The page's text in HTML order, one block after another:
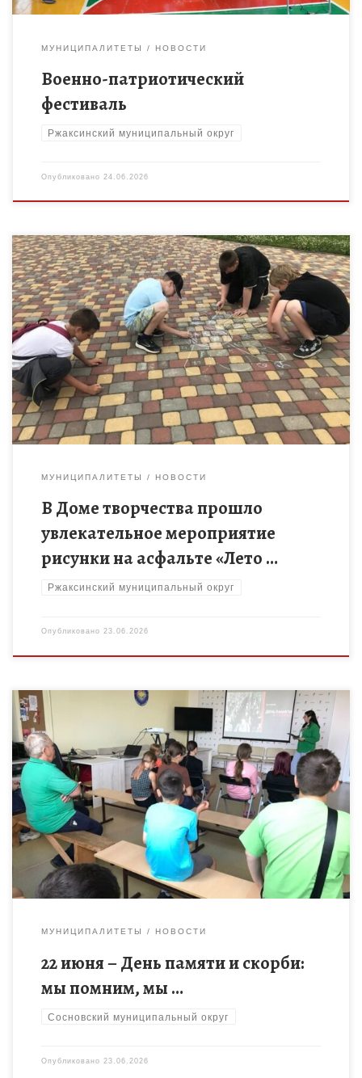
МУНИЦИПАЛИТЕТЫ НОВОСТИ
Военно-патриотический
фестиваль
Ржаксинский муниципальный округ
Опубликовано 24.06.2026
Мы все любим лето! Лето – удивительная пора. Лето дарит
нам целый океан эмоций и впечатлений, витаминов и буйство
красок. Что бы запомнить яркие краски […]
МУНИЦИПАЛИТЕТЫ НОВОСТИ
В Доме творчества прошло
увлекательное мероприятие
рисунки на асфальте «Лето …
Ржаксинский муниципальный округ
Опубликовано 23.06.2026
22 июня 2026 года, в стенах МБОУДО «Центр детского
творчества» состоялось важное мероприятие, посвященное
Дню памяти и скорби. Организатором выступил педагог
дополнительного образования Дементьева Д.В. […]
МУНИЦИПАЛИТЕТЫ НОВОСТИ
22 июня – День памяти и скорби:
мы помним, мы …
Сосновский муниципальный округ
Опубликовано 23.06.2026